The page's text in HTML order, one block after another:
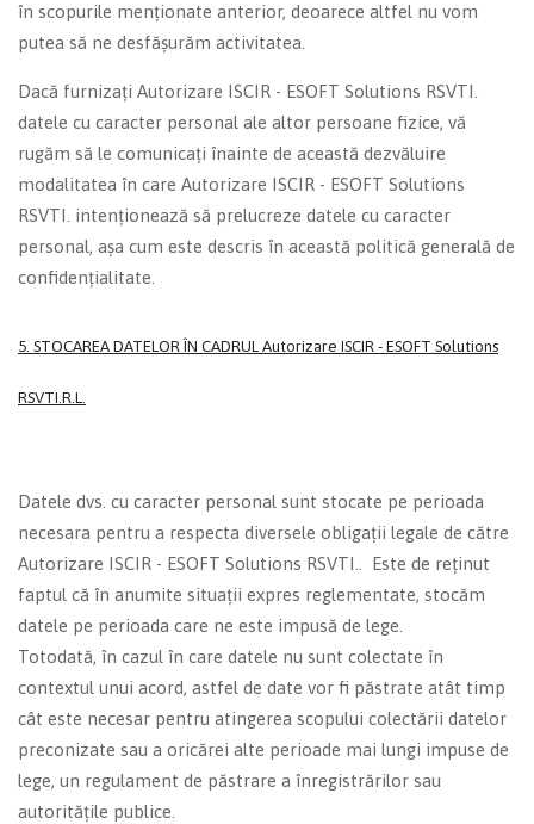
în scopurile menționate anterior, deoarece altfel nu vom
putea să ne desfășurăm activitatea.
Dacă furnizați Autorizare ISCIR - ESOFT Solutions RSVTI.
datele cu caracter personal ale altor persoane fizice, vă
rugăm să le comunicați înainte de această dezvăluire
modalitatea în care Autorizare ISCIR - ESOFT Solutions
RSVTI. intenționează să prelucreze datele cu caracter
personal, așa cum este descris în această politică generală de
confidențialitate.
5. STOCAREA DATELOR ÎN CADRUL Autorizare ISCIR - ESOFT Solutions
RSVTI.R.L.
Datele dvs. cu caracter personal sunt stocate pe perioada
necesara pentru a respecta diversele obligații legale de către
Autorizare ISCIR - ESOFT Solutions RSVTI.. Este de reținut
faptul că în anumite situații expres reglementate, stocăm
datele pe perioada care ne este impusă de lege.
Totodată, în cazul în care datele nu sunt colectate în
contextul unui acord, astfel de date vor fi păstrate atât timp
cât este necesar pentru atingerea scopului colectării datelor
preconizate sau a oricărei alte perioade mai lungi impuse de
lege, un regulament de păstrare a înregistrărilor sau
autoritățile publice.